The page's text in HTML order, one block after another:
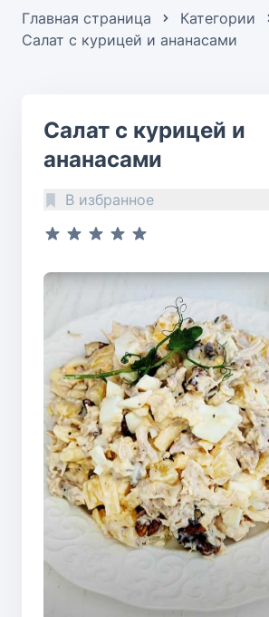
Главная страница Категории
Салат с курицей и ананасами
Салат с курицей и
ананасами
В избранное